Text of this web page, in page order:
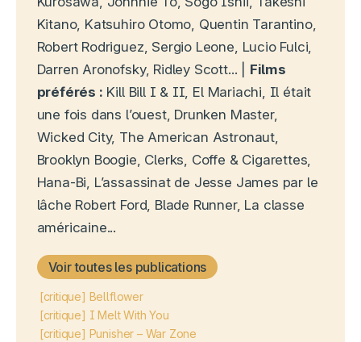
Kitano, Katsuhiro Otomo, Quentin Tarantino,
Robert Rodriguez, Sergio Leone, Lucio Fulci,
Darren Aronofsky, Ridley Scott... | Films
préférés : Kill Bill I & II, El Mariachi, Il était
une fois dans l’ouest, Drunken Master,
Wicked City, The American Astronaut,
Brooklyn Boogie, Clerks, Coffe & Cigarettes,
Hana-Bi, L’assassinat de Jesse James par le
lâche Robert Ford, Blade Runner, La classe
américaine...
Voir toutes les publications
[critique] Bellflower
[critique] I Melt With You
[critique] Punisher – War Zone